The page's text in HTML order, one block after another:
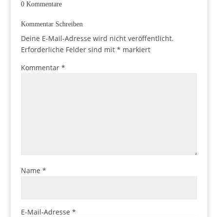
0 Kommentare
Kommentar Schreiben
Deine E-Mail-Adresse wird nicht veröffentlicht.
Erforderliche Felder sind mit * markiert
Kommentar *
Name *
E-Mail-Adresse *